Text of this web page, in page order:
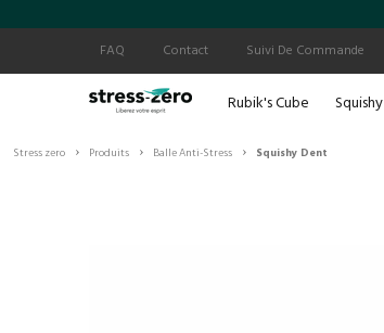
FAQ
Contact Suivi De Commande
Rubik's Cube Squishy
Stress zero › Produits › Balle Anti-Stress › Squishy Dent